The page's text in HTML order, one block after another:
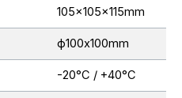
105x105x115mm
ф100x100mm
-20°C / +40°C